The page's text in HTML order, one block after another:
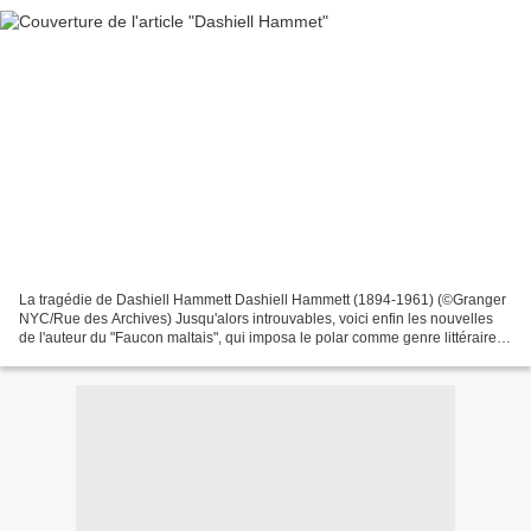
La tragédie de Dashiell Hammett Dashiell Hammett (1894-1961) (©Granger
NYC/Rue des Archives) Jusqu'alors introuvables, voici enfin les nouvelles
de l'auteur du "Faucon maltais", qui imposa le polar comme genre littéraire,